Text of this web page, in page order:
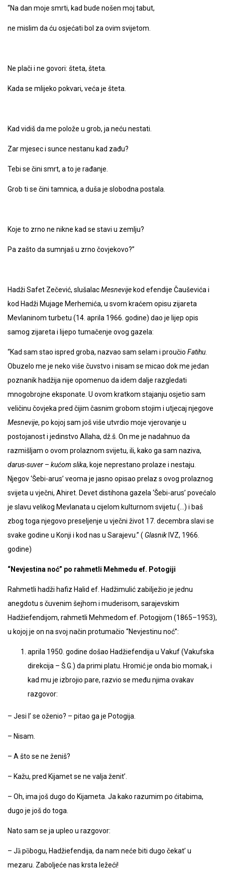
“Na dan moje smrti, kad bude nošen moj tabut,
ne mislim da ću osjećati bol za ovim svijetom.
Ne plači i ne govori: šteta, šteta.
Kada se mlijeko pokvari, veća je šteta.
Kad vidiš da me polože u grob, ja neću nestati.
Zar mjesec i sunce nestanu kad zađu?
Tebi se čini smrt, a to je rađanje.
Grob ti se čini tamnica, a duša je slobodna postala.
Koje to zrno ne nikne kad se stavi u zemlju?
Pa zašto da sumnjaš u zrno čovjekovo?”
Hadži Safet Zečević, slušalacMesnevije kod efendije Čauševića i
kod Hadži Mujage Merhemića, u svom kraćem opisu zijareta
Mevlaninom turbetu (14. aprila 1966. godine) dao je lijep opis
samog zijareta i lijepo tumačenje ovog gazela:
“Kad sam stao ispred groba, nazvao sam selam i proučio Fatihu
Obuzelo me je neko više čuvstvo i nisam se micao dok me jedan
poznanik hadžija nije opomenuo da idem dalje razgledati
mnogobrojne eksponate. U ovom kratkom stajanju osjetio sam
veličinu čovjeka pred čijim časnim grobom stojim i utjecaj njegove
Mesnevije, po kojoj sam još više utvrdio moje vjerovanje u
postojanost i jedinstvo Allaha, dž.š. On me je nadahnuo da
razmišljam o ovom prolaznom svijetu, ili, kako ga sam naziva,
darus-suver – kućom slika, koje neprestano prolaze i nestaju.
Njegov ‘Šebi-arus’ veoma je jasno opisao prelaz s ovog prolaznog
svijeta u vječni, Ahiret. Devet distihona gazela ‘Šebi-arus’ povećalo
je slavu velikog Mevlanata u cijelom kulturnom svijetu (…) i baš
zbog toga njegovo preseljenje u vječni život 17. decembra slavi se
svake godine u Konji i kod nas u Sarajevu.” ( Glasnik IVZ, 1966.
godine)
“Nevjestina noć” po rahmetli Mehmedu ef. Potogiji
Rahmetli hadži hafiz Halid ef. Hadžimulić zabilježio je jednu
anegdotu s čuvenim šejhom i muderisom, sarajevskim
Hadžiefendijom, rahmetli Mehmedom ef. Potogijom (1865–1953),
u kojoj je on na svoj način protumačio “Nevjestinu noć”:
aprila 1950. godine došao Hadžiefendija u Vakuf (Vakufska
direkcija – Š.G.) da primi platu. Hromić je onda bio momak, i
kad mu je izbrojio pare, razvio se među njima ovakav
razgovor:
– Jesi l’ se oženio? – pitao ga je Potogija.
– Nisam.
– A što se ne ženiš?
– Kažu, pred Kijamet se ne valja ženit’.
– Oh, ima još dugo do Kijameta. Ja kako razumim po ćitabima,
dugo je još do toga.
Nato sam se ja upleo u razgovor:
– Jȁ pȍbogu, Hadžiefendija, da nam neće biti dugo čekat’ u
mezaru. Zaboljeće nas krsta ležeći!